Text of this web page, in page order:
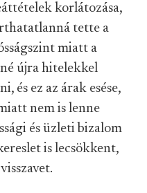
korlátozása,
tette a
miatt a
újra hitelekkel
és ez az árak esése,
nem is lenne
és üzleti bizalom
is lecsökkent,